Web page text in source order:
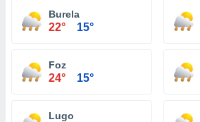
Burela
22° 15°
Foz
24° 15°
Lugo